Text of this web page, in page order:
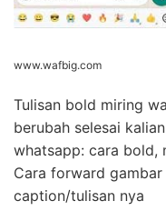
www.wafbig.com
Tulisan bold miring
berubah selesai
whatsapp: cara bold,
Cara forward
caption/tulisan nya